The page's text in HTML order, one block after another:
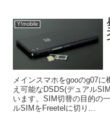
Y!mobile
メインスマホをgooのg07
え可能なDSDS(デュアル
います。SIM切替の目的の
ルSIMをFreetelに切り...